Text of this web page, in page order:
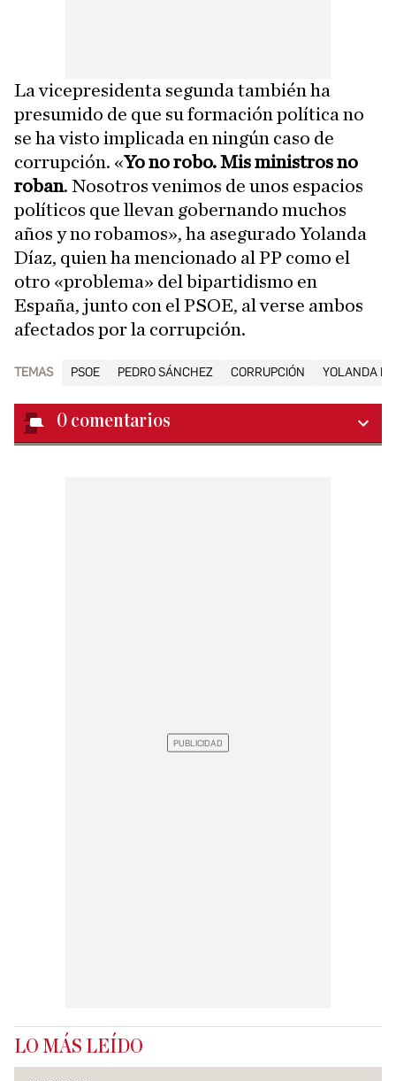
La vicepresidenta segunda también ha
presumido de que su formación política no
se ha visto implicada en ningún caso de
corrupción. «Yo no robo. Mis ministros no
roban. Nosotros venimos de unos espacios
políticos que llevan gobernando muchos
años y no robamos», ha asegurado Yolanda
Díaz, quien ha mencionado al PP como el
otro «problema» del bipartidismo en
España, junto con el PSOE, al verse ambos
afectados por la corrupción.
TEMAS PSOE PEDRO SÁNCHEZ CORRUPCIÓN YOLANDA
0 comentarios
LO MÁS LEÍDO